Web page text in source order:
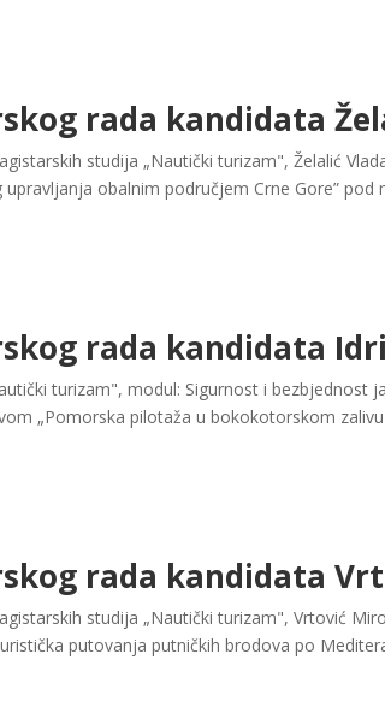
rada kandidata
studija „Nautički turizam", Želalić
obalnim područjem Crne Gore”
rada kandidata
turizam", modul: Sigurnost i bezbjednost
„Pomorska pilotaža u bokokotorskom
rada kandidata
studija „Nautički turizam", Vrtović
putovanja putničkih brodova po